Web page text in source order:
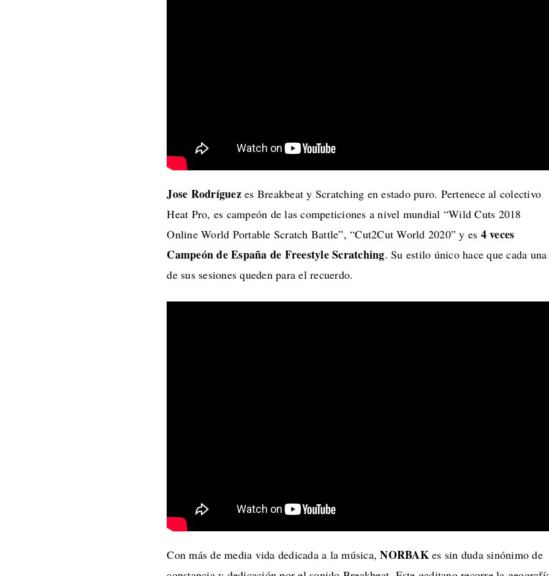
Jose Rodríguezes Breakbeat y Scratching en estado puro. Pertenece al colectivo
Heat Pro, es campeón de las competiciones a nivel mundial “Wild Cuts 2018
Online World Portable Scratch Battle”, “Cut2Cut World 2020” y es 4 veces
Campeón de España de Freestyle Scratching. Su estilo único hace que cada una
de sus sesiones queden para el recuerdo.
Con más de media vida dedicada a la música,NORBAKes sin duda sinónimo de